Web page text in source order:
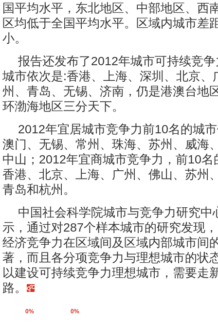
国平均水平，东北地区、中部地区、西
区均低于全国平均水平。区域内城市差
小。
报告还发布了2012年城市可持续竞
城市依次是:香港、上海、深圳、北京、
州、青岛、无锡、济南，仍是港澳台地
环渤海地区三分天下。
2012年宜居城市竞争力前10名的城
澳门、无锡、常州、珠海、苏州、威海
中山；2012年宜商城市竞争力，前10名
香港、北京、上海、广州、佛山、苏州
青岛和杭州。
中国社会科学院城市与竞争力研究中
示，通过对287个样本城市的研究发现
经济竞争力在区域间及区域内部城市间
著，而且各分项竞争力与理想城市的状
以建设可持续竞争力理想城市，需要走
路。
0% 0%